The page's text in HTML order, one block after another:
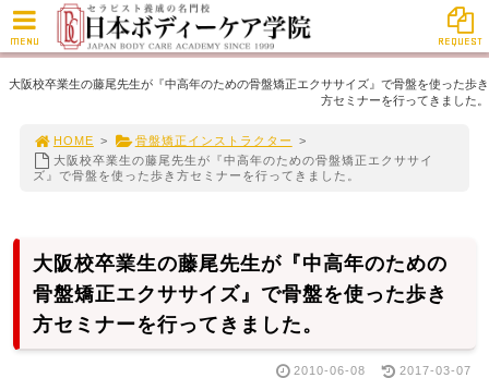
大阪校卒業生の藤尾先生が『中高年のための骨盤矯正エクササイズ』で骨盤を使った歩き
方セミナーを行ってきました。
HOME > 骨盤矯正インストラクター
>
大阪校卒業生の藤尾先生が『中高年のための骨盤矯正エクササイ
ズ』で骨盤を使った歩き方セミナーを行ってきました。
大阪校卒業生の藤尾先生が『中高年のための
骨盤矯正エクササイズ』で骨盤を使った歩き
方セミナーを行ってきました。
2010-06-08 2017-03-07
MENU REQUEST